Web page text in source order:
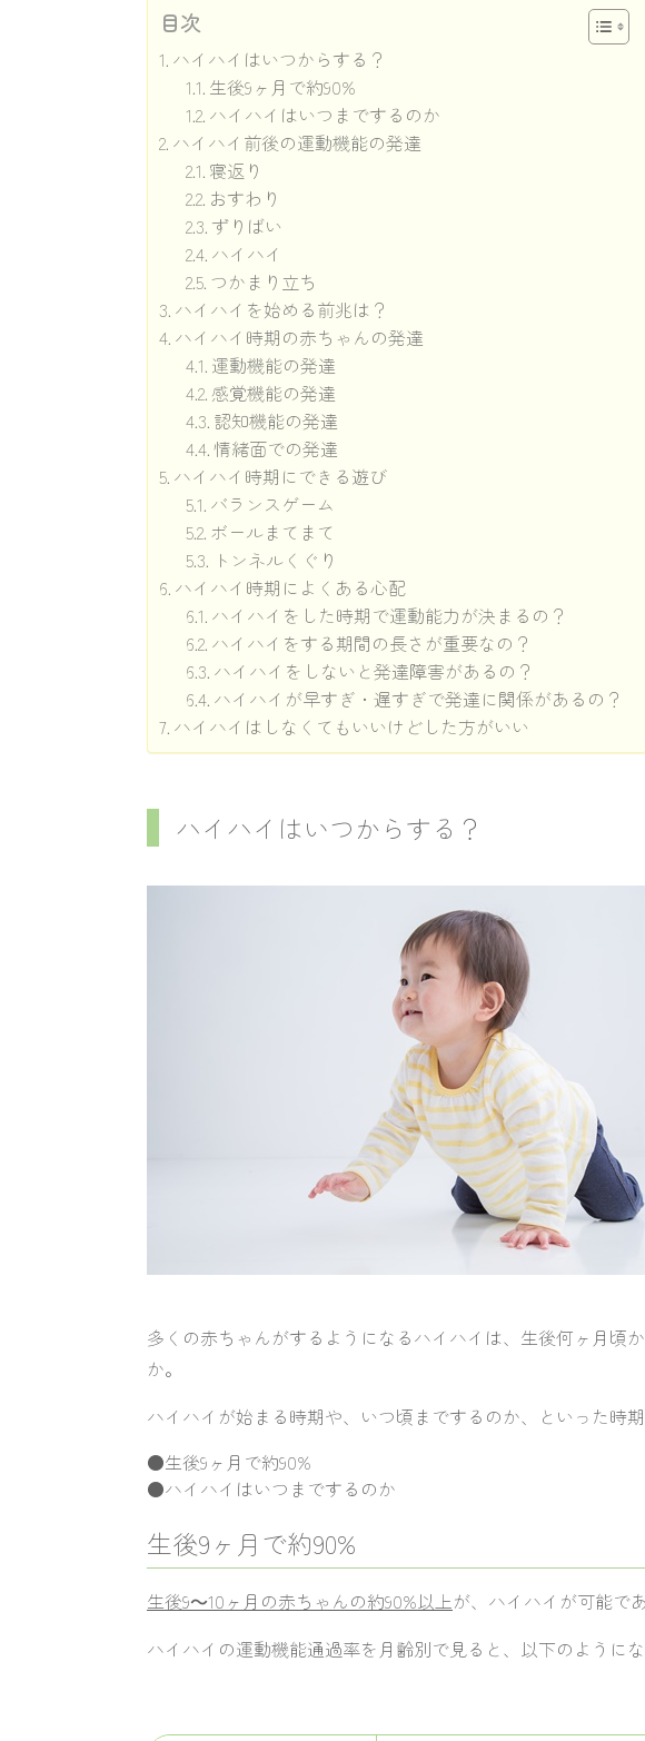
目次
ハイハイはいつからする？
生後9ヶ月で約90%
ハイハイはいつまでするのか
ハイハイ前後の運動機能の発達
寝返り
おすわり
ずりばい
ハイハイ
つかまり立ち
ハイハイを始める前兆は？
ハイハイ時期の赤ちゃんの発達
運動機能の発達
感覚機能の発達
認知機能の発達
情緒面での発達
ハイハイ時期にできる遊び
バランスゲーム
ボールまてまて
トンネルくぐり
ハイハイ時期によくある心配
ハイハイをした時期で運動能力が決まるの？
ハイハイをする期間の長さが重要なの？
ハイハイをしないと発達障害があるの？
ハイハイが早すぎ・遅すぎで発達に関係があるの？
ハイハイはしなくてもいいけどした方がいい
ハイハイはいつからする？
多くの赤ちゃんがするようになるハイハイは、生後何ヶ月頃
か。
ハイハイが始まる時期や、いつ頃までするのか、といった時
●生後9ヶ月で約90%
●ハイハイはいつまでするのか
生後9ヶ月で約90%
生後9～10ヶ月の赤ちゃんの約90%以上が、ハイハイが可能で
ハイハイの運動機能通過率を月齢別で見ると、以下のようにな